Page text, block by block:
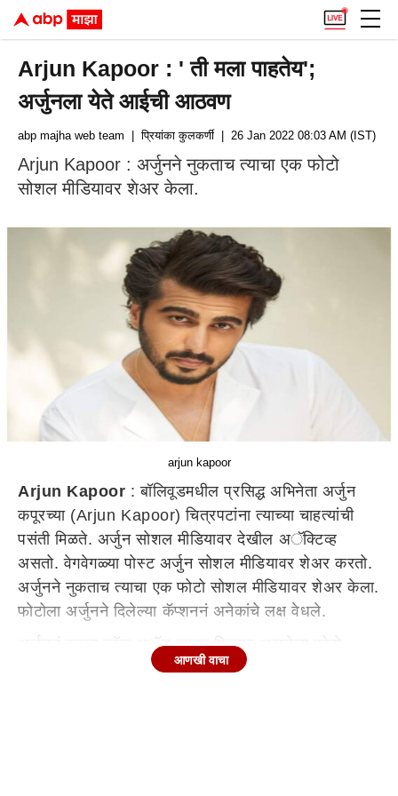
Arjun Kapoor : ' ती मला पाहतेय';
अर्जुनला येते आईची आठवण
abp majha web team | प्रियांका कुलकर्णी | 26 Jan 2022 08:03 AM (IST)
Arjun Kapoor : अर्जुनने नुकताच त्याचा एक फोटो
सोशल मीडियावर शेअर केला.
arjun kapoor
Arjun Kapoor : बॉलिवूडमधील प्रसिद्ध अभिनेता अर्जुन
कपूरच्या (Arjun Kapoor) चित्रपटांना त्याच्या चाहत्यांची
पसंती मिळते. अर्जुन सोशल मीडियावर देखील अॅक्टिव्ह
असतो. वेगवेगळ्या पोस्ट अर्जुन सोशल मीडियावर शेअर करतो.
अर्जुनने नुकताच त्याचा एक फोटो सोशल मीडियावर शेअर केला.
फोटोला अर्जुनने दिलेल्या कॅप्शननं अनेकांचे लक्ष वेधले.
अर्जुननं त्याचा ब्लॅक अॅड व्हाइट फिल्टर असलेला फोटो
सोशल मीडियावर शेअर केला. या फोटोमध्ये अर्जुन आकाशाकडे
आणखी वाचा